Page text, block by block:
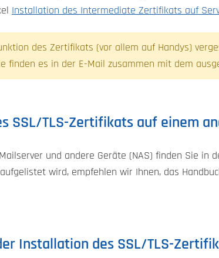
Installation des Intermediate Zertifikats auf
des Zertifikats (vor allem auf Handys)
finden es in der E-Mail zusammen mit dem
SSL/TLS-Zertifikats auf einem
und andere Geräte (NAS) finden Sie in
wird, empfehlen wir Ihnen, das
Installation des SSL/TLS-